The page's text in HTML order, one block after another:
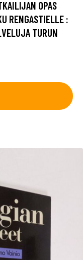
OPAS
RENGASTIELLE :
TURUN